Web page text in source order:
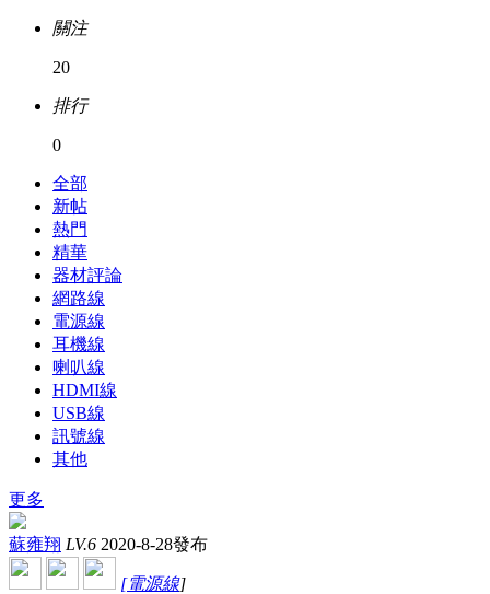
關注
20
排行
0
全部
新帖
熱門
精華
器材評論
網路線
電源線
耳機線
喇叭線
HDMI線
USB線
訊號線
其他
更多
蘇雍翔 LV.6 2020-8-28發布
[電源線]